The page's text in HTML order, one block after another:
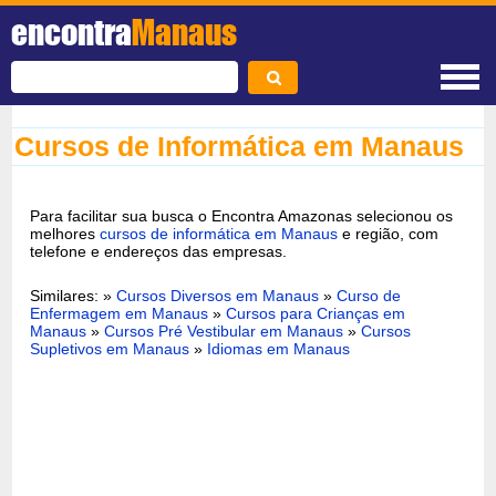
encontraManaus
Cursos de Informática em Manaus
Para facilitar sua busca o Encontra Amazonas selecionou os
melhorescursos de informática em Manause região, com
telefone e endereços das empresas.
Similares: »Cursos Diversos em Manaus »Curso de
Enfermagem em Manaus »Cursos para Crianças em
Manaus »Cursos Pré Vestibular em Manaus »Cursos
Supletivos em Manaus » Idiomas em Manaus